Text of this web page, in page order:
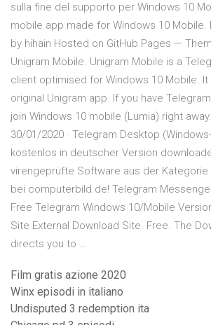
sulla fine del supporto per Windows 10
mobile app made for Windows 10 Mobile.
by hihain Hosted on GitHub Pages —
Unigram Mobile. Unigram Mobile is a
client optimised for Windows 10 Mobile.
original Unigram app. If you have
join Windows 10 mobile (Lumia) right
30/01/2020 · Telegram Desktop
kostenlos in deutscher Version
virengeprüfte Software aus der Kategorie
bei computerbild.de! Telegram
Free Telegram Windows 10/Mobile
Site External Download Site. Free. The
directs you to …
Film gratis azione 2020
Winx episodi in italiano
Undisputed 3 redemption ita